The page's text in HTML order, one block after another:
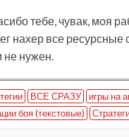
тебе, чувак, моя
нахер все ресурсные
не нужен.
ВСЕ СРАЗУ
игры на
боя (текстовые)